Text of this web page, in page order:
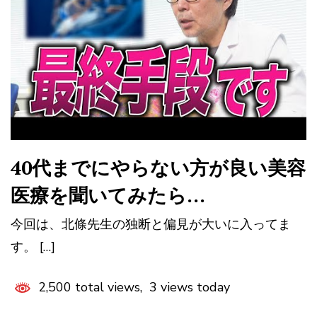
40代までにやらない方が良い美容
医療を聞いてみたら…
今回は、北條先生の独断と偏見が大いに入ってま
す。 […]
2,500 total views, 3 views today